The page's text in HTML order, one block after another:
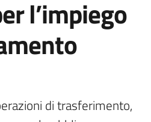
l’impiego
di trasferimento,